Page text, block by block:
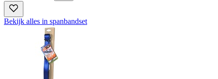
Bekijk alles in spanbandset